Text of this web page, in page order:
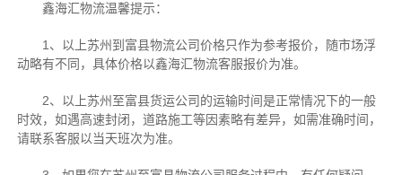
鑫海汇物流温馨提示：
1、以上苏州到富县物流公司价格只作为参考报价，随市场浮
动略有不同，具体价格以鑫海汇物流客服报价为准。
2、以上苏州至富县货运公司的运输时间是正常情况下的一般
时效，如遇高速封闭，道路施工等因素略有差异，如需准确时间，
请联系客服以当天班次为准。